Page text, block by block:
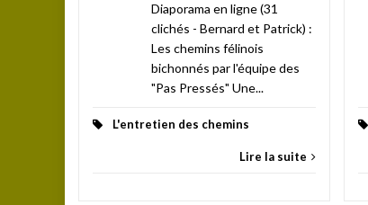
Diaporama en ligne (31
clichés - Bernard et Patrick) :
Les chemins félinois
bichonnés par l'équipe des
"Pas Pressés" Une...
L'entretien des chemins
Lire la suite